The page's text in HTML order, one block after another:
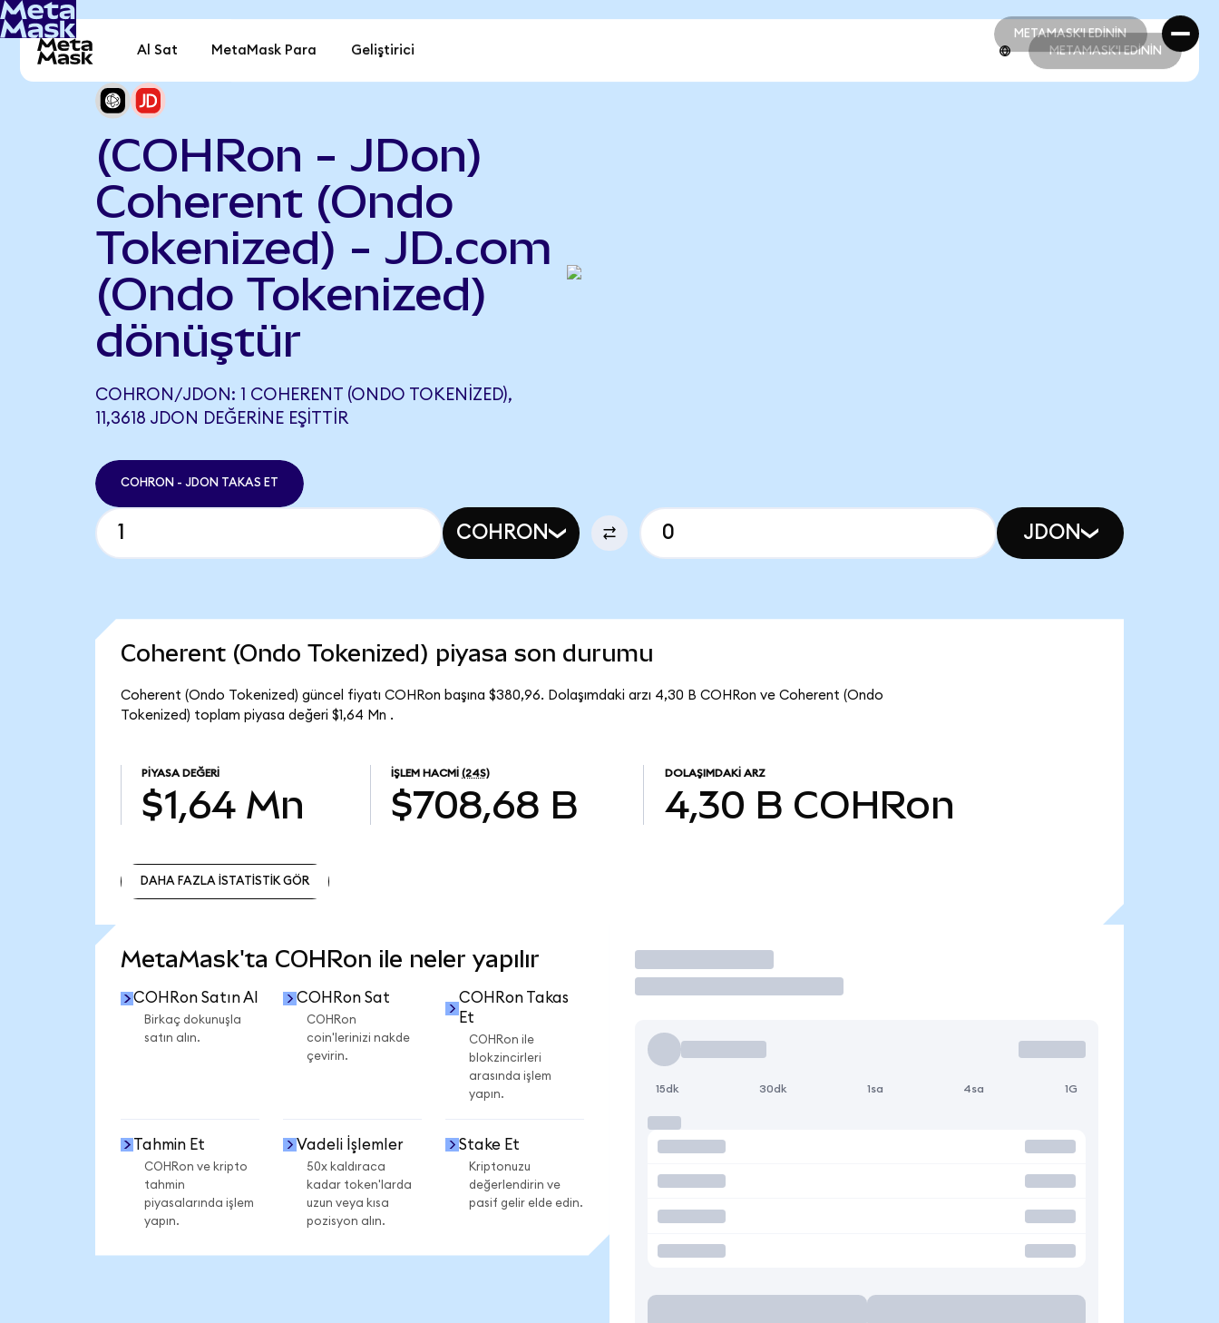
METAMASK'I EDİNİN
METAMASK'I EDİNİN
Al Sat MetaMask Para Geliştirici METAMASK'I EDİNİN
(COHRon - JDon)
Coherent (Ondo
Tokenized) - JD.com
(Ondo Tokenized)
dönüştür
COHRON/JDON: 1 COHERENT (ONDO TOKENIZED),
11,3618 JDON DEĞERINE EŞITTIR
COHRON - JDON TAKAS ET
COHRON JDON
Coherent (Ondo Tokenized) piyasa son durumu
Coherent (Ondo Tokenized) güncel fiyatı COHRon başına $380,96. Dolaşımdaki arzı 4,30 B COHRon ve Coherent (Ondo
Tokenized) toplam piyasa değeri $1,64 Mn .
PIYASA DEĞERI
$1,64 Mn
İŞLEM HACMI (24S)
$708,68 B
DOLAŞIMDAKI ARZ
4,30 B COHRon
DAHA FAZLA İSTATİSTİK GÖR
MetaMask'ta COHRon ile neler yapılır
COHRon Satın Al
Birkaç dokunuşla
satın alın.
COHRon Sat
COHRon
coin'lerinizi nakde
çevirin.
COHRon Takas
Et
COHRon ile
blokzincirleri
arasında işlem
yapın.
Tahmin Et
COHRon ve kripto
tahmin
piyasalarında işlem
yapın.
Vadeli İşlemler
50x kaldıraca
kadar token'larda
uzun veya kısa
pozisyon alın.
Stake Et
Kriptonuzu
değerlendirin ve
pasif gelir elde edin.
İşlem Yap
15dk 30dk 1sa 4sa 1G